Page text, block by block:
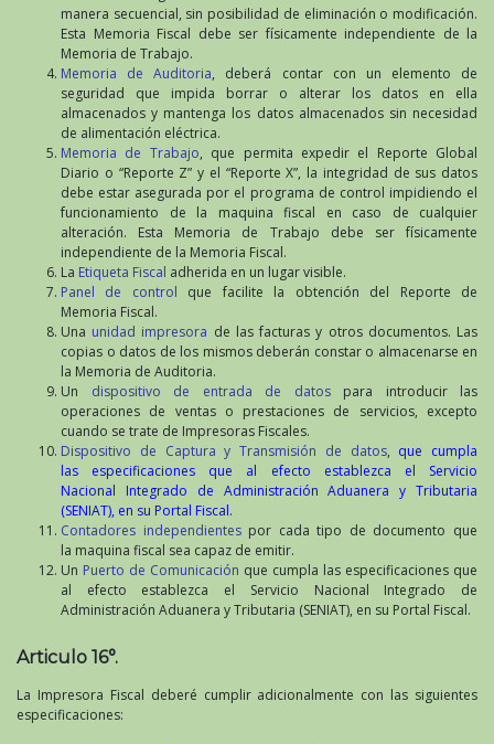
manera secuencial, sin posibilidad de eliminación o modificación.
Esta Memoria Fiscal debe ser físicamente independiente de la
Memoria de Trabajo.
Memoria de Auditoria, deberá contar con un elemento de
seguridad que impida borrar o alterar los datos en ella
almacenados y mantenga los datos almacenados sin necesidad
de alimentación eléctrica.
Memoria de Trabajo, que permita expedir el Reporte Global
Diario o “Reporte Z” y el “Reporte X”, la integridad de sus datos
debe estar asegurada por el programa de control impidiendo el
funcionamiento de la maquina fiscal en caso de cualquier
alteración. Esta Memoria de Trabajo debe ser físicamente
independiente de la Memoria Fiscal.
La Etiqueta Fiscal adherida en un lugar visible.
Panel de control que facilite la obtención del Reporte de
Memoria Fiscal.
Una unidad impresora de las facturas y otros documentos. Las
copias o datos de los mismos deberán constar o almacenarse en
la Memoria de Auditoria.
Un dispositivo de entrada de datospara introducir las
operaciones de ventas o prestaciones de servicios, excepto
cuando se trate de Impresoras Fiscales.
Dispositivo de Captura y Transmisión de datos, que cumpla
las especificaciones que al efecto establezca el Servicio
Nacional Integrado de Administración Aduanera y Tributaria
(SENIAT), en su Portal Fiscal.
Contadores independientespor cada tipo de documento que
la maquina fiscal sea capaz de emitir.
Un Puerto de Comunicación que cumpla las especificaciones que
al efecto establezca el Servicio Nacional Integrado de
Administración Aduanera y Tributaria (SENIAT), en su Portal Fiscal.
Articulo 16°.
La Impresora Fiscal deberé cumplir adicionalmente con las siguientes
especificaciones: